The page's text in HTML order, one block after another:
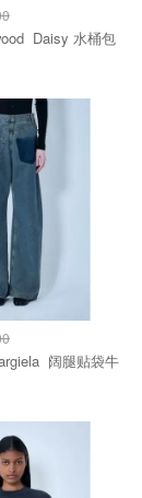
桶包
贴袋牛